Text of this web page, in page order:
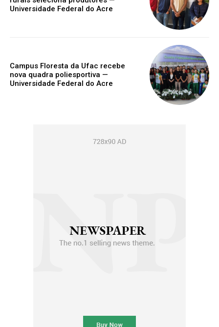
Universidade Federal do Acre
Campus Floresta da Ufac recebe
nova quadra poliesportiva —
Universidade Federal do Acre